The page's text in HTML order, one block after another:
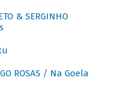
& SERGINHO
ROSAS / Na Goela